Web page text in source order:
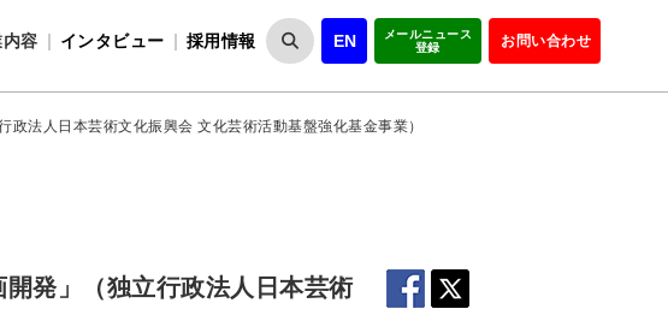
容
インタビュー 採用情報 EN
メールニュース
登録
お問い合わせ
法人日本芸術文化振興会 文化芸術活動基盤強化基金事業）
発」（独立行政法人日本芸術